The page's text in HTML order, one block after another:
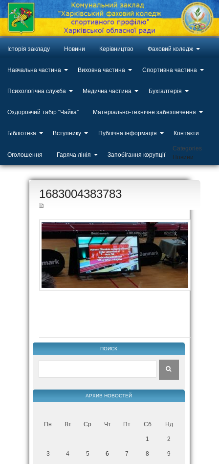
Історія закладу Новини Керівництво Фаховий коледж
Навчальна частина Виховна частина Спортивна частина
Психологічна служба Медична частина Бухгалтерія
Оздоровчий табір “Чайка” Матеріально-технічне забезпечення
Бібліотека Вступнику Публічна інформація Контакти
Оголошення Гаряча лінія Запобігання корупції
Categories
Новини
20
1683004383783
ПОИСК
АРХИВ НОВОСТЕЙ
Пн Вт Ср Чт Пт Сб Нд
1 2
3 4 5 6 7 8 9